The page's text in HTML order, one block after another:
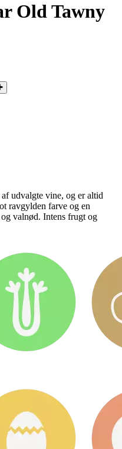
Old Tawny
udvalgte vine, og er altid
ravgylden farve og en
valnød. Intens frugt og